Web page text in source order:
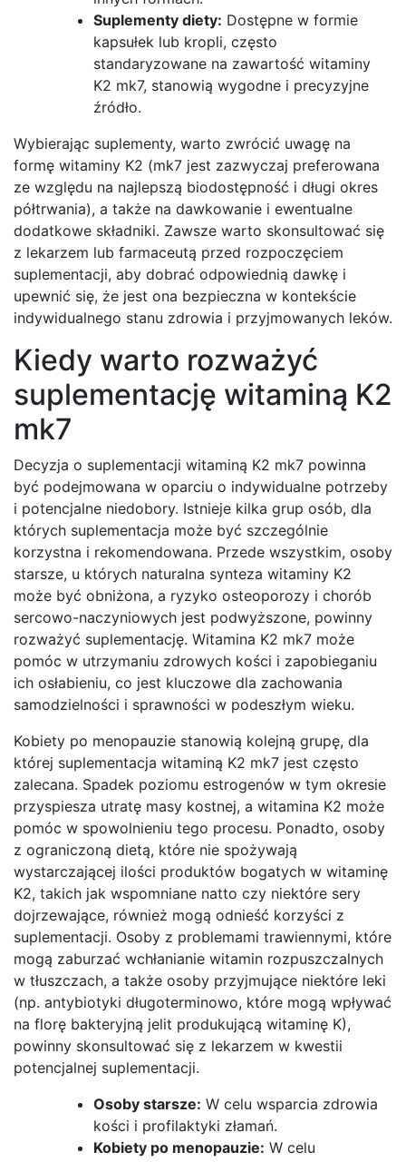
Suplementy diety: Dostępne w formie
kapsułek lub kropli, często
standaryzowane na zawartość witaminy
K2 mk7, stanowią wygodne i precyzyjne
źródło.
Wybierając suplementy, warto zwrócić uwagę na
formę witaminy K2 (mk7 jest zazwyczaj preferowana
ze względu na najlepszą biodostępność i długi okres
półtrwania), a także na dawkowanie i ewentualne
dodatkowe składniki. Zawsze warto skonsultować się
z lekarzem lub farmaceutą przed rozpoczęciem
suplementacji, aby dobrać odpowiednią dawkę i
upewnić się, że jest ona bezpieczna w kontekście
indywidualnego stanu zdrowia i przyjmowanych leków.
Kiedy warto rozważyć
suplementację witaminą K2
mk7
Decyzja o suplementacji witaminą K2 mk7 powinna
być podejmowana w oparciu o indywidualne potrzeby
i potencjalne niedobory. Istnieje kilka grup osób, dla
których suplementacja może być szczególnie
korzystna i rekomendowana. Przede wszystkim, osoby
starsze, u których naturalna synteza witaminy K2
może być obniżona, a ryzyko osteoporozy i chorób
sercowo-naczyniowych jest podwyższone, powinny
rozważyć suplementację. Witamina K2 mk7 może
pomóc w utrzymaniu zdrowych kości i zapobieganiu
ich osłabieniu, co jest kluczowe dla zachowania
samodzielności i sprawności w podeszłym wieku.
Kobiety po menopauzie stanowią kolejną grupę, dla
której suplementacja witaminą K2 mk7 jest często
zalecana. Spadek poziomu estrogenów w tym okresie
przyspiesza utratę masy kostnej, a witamina K2 może
pomóc w spowolnieniu tego procesu. Ponadto, osoby
z ograniczoną dietą, które nie spożywają
wystarczającej ilości produktów bogatych w witaminę
K2, takich jak wspomniane natto czy niektóre sery
dojrzewające, również mogą odnieść korzyści z
suplementacji. Osoby z problemami trawiennymi, które
mogą zaburzać wchłanianie witamin rozpuszczalnych
w tłuszczach, a także osoby przyjmujące niektóre leki
(np. antybiotyki długoterminowo, które mogą wpływać
na florę bakteryjną jelit produkującą witaminę K),
powinny skonsultować się z lekarzem w kwestii
potencjalnej suplementacji.
Osoby starsze: W celu wsparcia zdrowia
kości i profilaktyki złamań.
Kobiety po menopauzie: W celu